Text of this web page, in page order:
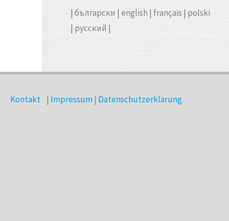
|български |english | français | polski
| русский |
Kontakt| Impressum| Datenschutzerklärung